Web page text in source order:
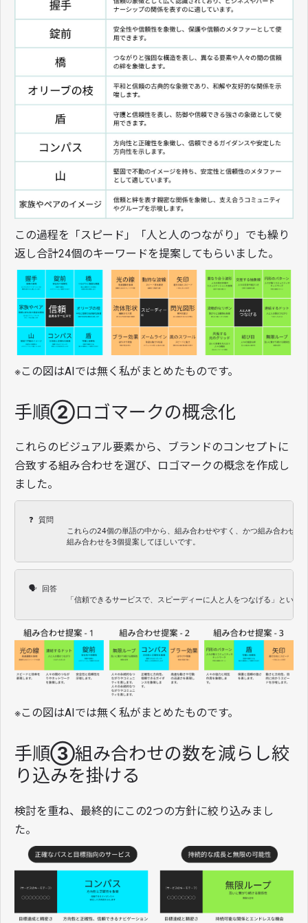
この過程を「スピード」「人と人のつながり」でも繰り
返し合計24個のキーワードを提案してもらいました。
※この図はAIでは無く私がまとめたものです。
手順②ロゴマークの概念化
これらのビジュアル要素から、ブランドのコンセプトに
合致する組み合わせを選び、ロゴマークの概念を作成し
ました。
❓ 質問
これらの24個の単語の中から、組み合わせやすく、かつ組み合わせる事に
組み合わせを3個提案してほしいです。
🗣 回答
「信頼できるサービスで、スピーディーに人と人をつなげる」というテー
※この図はAIでは無く私がまとめたものです。
手順③組み合わせの数を減らし絞
り込みを掛ける
検討を重ね、最終的にこの2つの方針に絞り込みまし
た。